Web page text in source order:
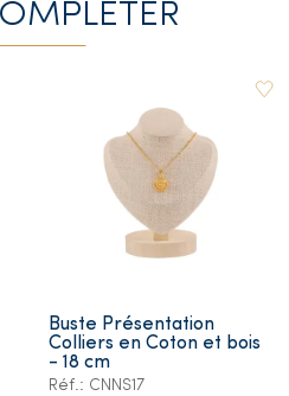
Buste Présentation
Colliers en Coton et bois
- 18 cm
Réf.: CNNS17